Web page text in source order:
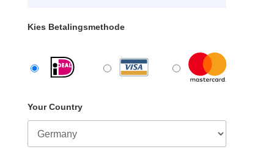
Kies Betalingsmethode
Your Country